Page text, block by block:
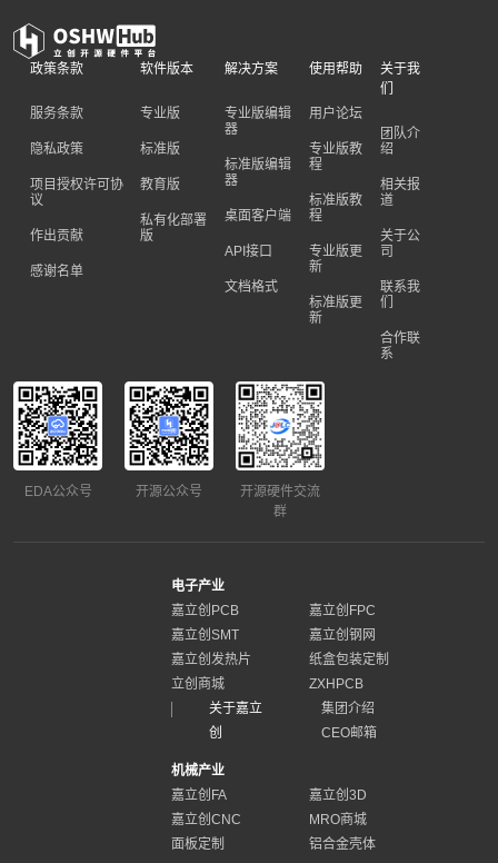
政策条款
服务条款
隐私政策
项目授权许可协
议
作出贡献
感谢名单
软件版本
专业版
标准版
教育版
私有化部署
版
解决方案
专业版编辑
器
标准版编辑
器
桌面客户端
API接口
文档格式
使用帮助
用户论坛
专业版教
程
标准版教
程
专业版更
新
标准版更
新
关于我
们
团队介
绍
相关报
道
关于公
司
联系我
们
合作联
系
EDA公众号 开源公众号
开源硬件交流
群
电子产业
嘉立创PCB
嘉立创FPC
嘉立创SMT
嘉立创钢网
嘉立创发热片
纸盒包装定制
立创商城
ZXHPCB
关于嘉立
创
集团介绍
CEO邮箱
机械产业
嘉立创FA
嘉立创3D
嘉立创CNC
MRO商城
面板定制
铝合金壳体